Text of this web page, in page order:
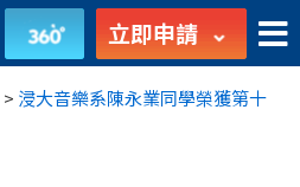
立即申請
> 浸大音樂系陳永業同學榮獲第十